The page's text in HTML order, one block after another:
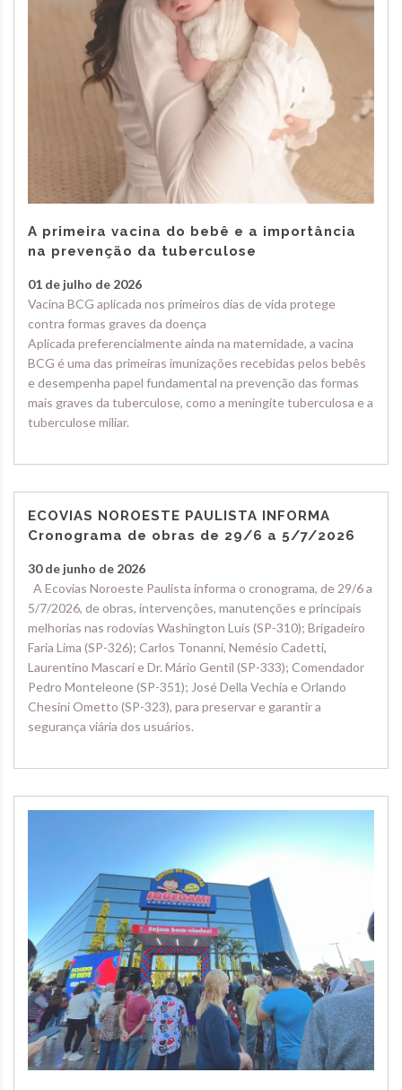
A primeira vacina do bebê e a importância
na prevenção da tuberculose
01 de julho de 2026
Vacina BCG aplicada nos primeiros dias de vida protege
contra formas graves da doença
Aplicada preferencialmente ainda na maternidade, a vacina
BCG é uma das primeiras imunizações recebidas pelos bebês
e desempenha papel fundamental na prevenção das formas
mais graves da tuberculose, como a meningite tuberculosa e a
tuberculose miliar.
ECOVIAS NOROESTE PAULISTA INFORMA
Cronograma de obras de 29/6 a 5/7/2026
30 de junho de 2026
A Ecovias Noroeste Paulista informa o cronograma, de 29/6 a
5/7/2026, de obras, intervenções, manutenções e principais
melhorias nas rodovias Washington Luís (SP-310); Brigadeiro
Faria Lima (SP-326); Carlos Tonanni, Nemésio Cadetti,
Laurentino Mascari e Dr. Mário Gentil (SP-333); Comendador
Pedro Monteleone (SP-351); José Della Vechia e Orlando
Chesini Ometto (SP-323), para preservar e garantir a
segurança viária dos usuários.